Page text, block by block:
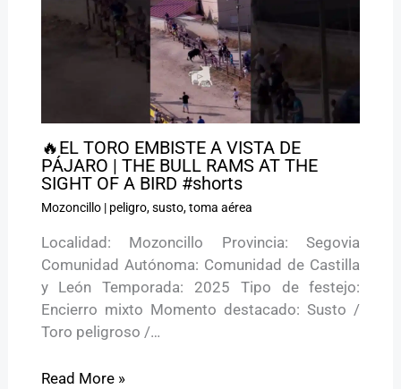
🔥EL TORO EMBISTE A VISTA DE
PÁJARO | THE BULL RAMS AT THE
SIGHT OF A BIRD #shorts
Mozoncillo| peligro,susto,toma aérea
Localidad: Mozoncillo Provincia: Segovia
Comunidad Autónoma: Comunidad de Castilla
y León Temporada: 2025 Tipo de festejo:
Encierro mixto Momento destacado: Susto /
Toro peligroso /…
Read More »